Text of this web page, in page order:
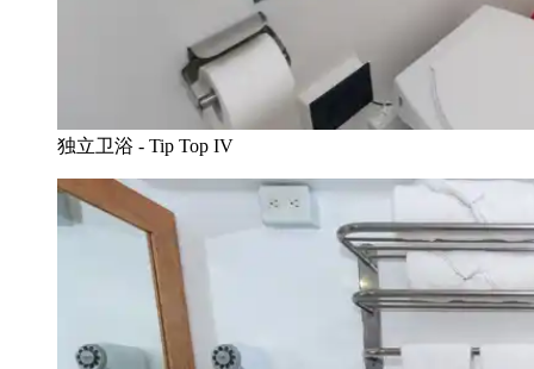
独立卫浴 - Tip Top IV